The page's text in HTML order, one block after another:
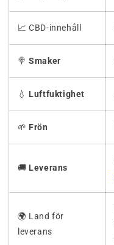
📈 CBD-innehåll
🍭Smaker
💧 Luftfuktighet
🌱 Frön
🚚 Leverans
🌍 Land för
leverans